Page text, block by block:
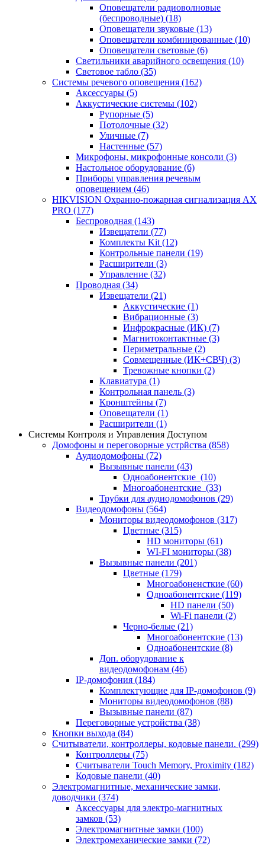
Оповещатели радиоволновые
(беспроводные) (18)
Оповещатели звуковые (13)
Оповещатели комбинированные (10)
Оповещатели световые (6)
Светильники аварийного освещения (10)
Световое табло (35)
Системы речевого оповещения (162)
Аксессуары (5)
Аккустические системы (102)
Рупорные (5)
Потолочные (32)
Уличные (7)
Настенные (57)
Микрофоны, микрофонные консоли (3)
Настольное оборудование (6)
Приборы управления речевым
оповещением (46)
HIKVISION Охранно-пожарная сигнализация AX
PRO (177)
Беспроводная (143)
Извещатели (77)
Комплекты Kit (12)
Контрольные панели (19)
Расширители (3)
Управление (32)
Проводная (34)
Извещатели (21)
Аккустические (1)
Вибрационные (3)
Инфрокрасные (ИК) (7)
Магнитоконтактные (3)
Периметральные (2)
Совмещенные (ИК+СВЧ) (3)
Тревожные кнопки (2)
Клавиатура (1)
Контрольная панель (3)
Кронштейны (7)
Оповещатели (1)
Расширители (1)
Системы Контроля и Управления Доступом
Домофоны и переговорные устрйства (858)
Аудиодомофоны (72)
Вызывные панели (43)
Одноабонентские (10)
Многоабонентские (33)
Трубки для аудиодомофонов (29)
Видеодомофоны (564)
Мониторы видеодомофонов (317)
Цветные (315)
HD мониторы (61)
WI-FI мониторы (38)
Вызывные панели (201)
Цветные (179)
Многоабоненсткие (60)
Одноабонентские (119)
HD панели (50)
Wi-Fi панели (2)
Черно-белые (21)
Многоабонентские (13)
Одноабонентские (8)
Доп. оборудование к
видеодомофонам (46)
IP-домофония (184)
Комплектующие для IP-домофонов (9)
Мониторы видеодомофонов (88)
Вызывные панели (87)
Переговорные устройства (38)
Кнопки выхода (84)
Считыватели, контроллеры, кодовые панели. (299)
Контроллеры (75)
Считыватели Touch Memory, Proximity (182)
Кодовые панели (40)
Электромагнитные, механические замки,
доводчики (374)
Аксессуары для электро-магнитных
замков (53)
Электромагнитные замки (100)
Электромеханические замки (72)